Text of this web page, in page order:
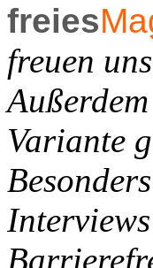
freies
freuen
Variante